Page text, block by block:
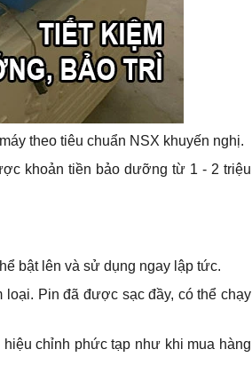
theo tiêu chuẩn NSX khuyến nghị.
khoản tiền bảo dưỡng từ 1 - 2 triệu
bật lên và sử dụng ngay lập tức.
Pin đã được sạc đầy, có thể chạy
chỉnh phức tạp như khi mua hàng